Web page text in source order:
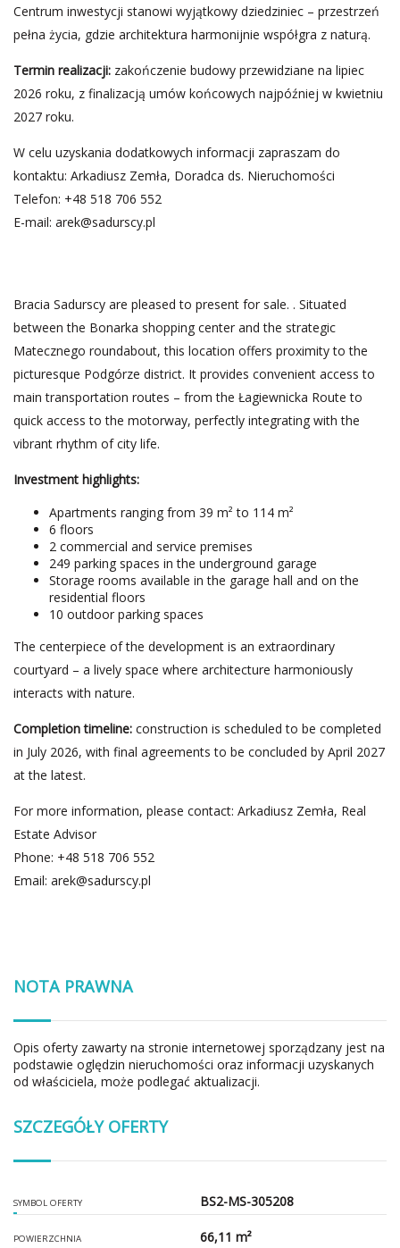
Centrum inwestycji stanowi wyjątkowy dziedziniec – przestrzeń
pełna życia, gdzie architektura harmonijnie współgra z naturą.
Termin realizacji: zakończenie budowy przewidziane na lipiec
2026 roku, z finalizacją umów końcowych najpóźniej w kwietniu
2027 roku.
W celu uzyskania dodatkowych informacji zapraszam do
kontaktu: Arkadiusz Zemła, Doradca ds. Nieruchomości
Telefon: +48 518 706 552
E-mail: arek@sadurscy.pl
Bracia Sadurscy are pleased to present for sale. . Situated
between the Bonarka shopping center and the strategic
Matecznego roundabout, this location offers proximity to the
picturesque Podgórze district. It provides convenient access to
main transportation routes – from the Łagiewnicka Route to
quick access to the motorway, perfectly integrating with the
vibrant rhythm of city life.
Investment highlights:
Apartments ranging from 39 m² to 114 m²
6 floors
2 commercial and service premises
249 parking spaces in the underground garage
Storage rooms available in the garage hall and on the
residential floors
10 outdoor parking spaces
The centerpiece of the development is an extraordinary
courtyard – a lively space where architecture harmoniously
interacts with nature.
Completion timeline: construction is scheduled to be completed
in July 2026, with final agreements to be concluded by April 2027
at the latest.
For more information, please contact: Arkadiusz Zemła, Real
Estate Advisor
Phone: +48 518 706 552
Email: arek@sadurscy.pl
NOTA PRAWNA
Opis oferty zawarty na stronie internetowej sporządzany jest na
podstawie oględzin nieruchomości oraz informacji uzyskanych
od właściciela, może podlegać aktualizacji.
SZCZEGÓŁY OFERTY
SYMBOL OFERTY BS2-MS-305208
POWIERZCHNIA 66,11 m²